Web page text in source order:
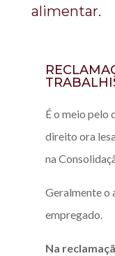
alimentar.
É o meio pelo
direito ora
na
Geralmente o
empregado.
Na